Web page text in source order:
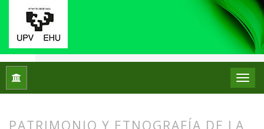
Inicio Reseñas bibliográficas
PATRIMONIO Y ETNOGRAFÍA DE LA